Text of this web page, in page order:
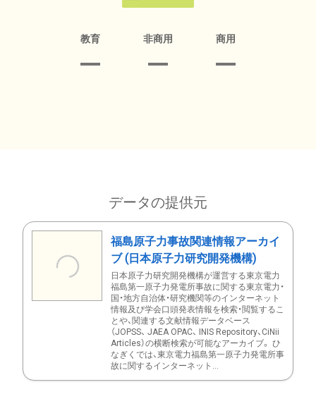
教育 非商用 商用
データの提供元
福島原子力事故関連情報アーカイ
ブ (日本原子力研究開発機構)
日本原子力研究開発機構が運営する東京電力
福島第一原子力発電所事故に関する東京電力・
国・地方自治体・研究機関等のインターネット
情報及び学会口頭発表情報を検索・閲覧するこ
とや、関連する文献情報データベース
（JOPSS、 JAEA OPAC、 INIS Repository、CiNii
Articles）の横断検索が可能なアーカイブ。 ひ
なぎくでは、東京電力福島第一原子力発電所事
故に関するインターネット...